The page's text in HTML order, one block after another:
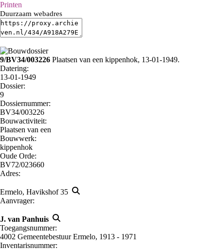
Printen
Duurzaam webadres
9/BV34/003226 Plaatsen van een kippenhok, 13-01-1949.
Datering:
13-01-1949
Dossier:
9
Dossiernummer:
BV34/003226
Bouwactiviteit:
Plaatsen van een
Bouwwerk:
kippenhok
Oude Orde:
BV72/023660
Adres:
Ermelo, Havikshof 35
Aanvrager:
J. van Panhuis
Toegangsnummer:
4002 Gemeentebestuur Ermelo, 1913 - 1971
Inventarisnummer: